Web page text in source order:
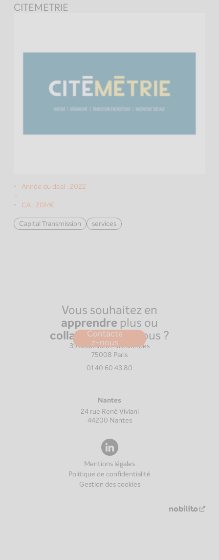
CITEMETRIE
Année du deal : 2022
–
CA : 20M€
Capital Transmission
services
Vous souhaitez en
apprendre plus ou
collaboreravec nous ?
Contacte
z-nous
Paris
39 Boulevard Malesherbes
75008 Paris
01 40 60 43 80
Nantes
24 rue René Viviani
44200 Nantes
Mentions légales
Politique de confidentialité
Gestion des cookies